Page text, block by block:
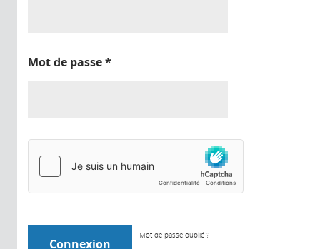
Mot de passe*
Mot de passe oublié ?